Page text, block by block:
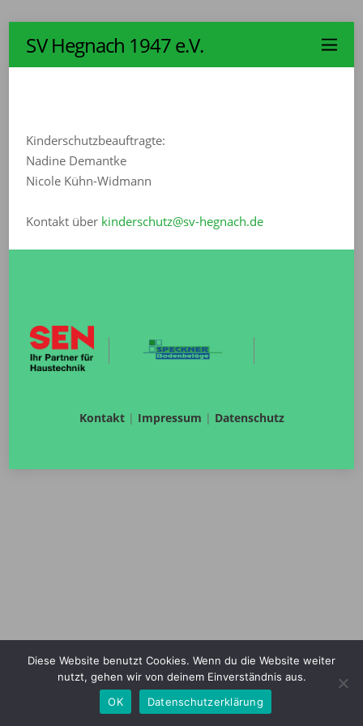
SV Hegnach 1947 e.V.
Kinderschutzbeauftragte:
Nadine Demantke
Nicole Kühn-Widmann
Kontakt über kinderschutz@sv-hegnach.de
Kontakt| Impressum | Datenschutz
Diese Website benutzt Cookies. Wenn du die Website weiter
nutzt, gehen wir von deinem Einverständnis aus.
OK
Datenschutzerklärung